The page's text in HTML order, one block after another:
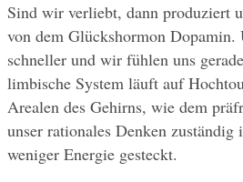
Sind wir verliebt, dann produziert
von dem Glückshormon Dopamin.
schneller und wir fühlen uns
limbische System läuft auf
Arealen des Gehirns, wie dem
unser rationales Denken
weniger Energie gesteckt.